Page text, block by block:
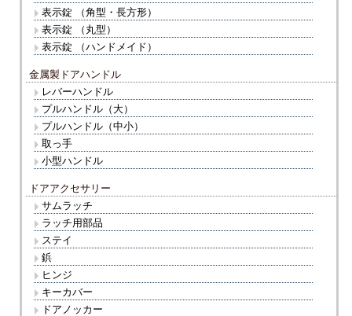
表示錠 （角型・長方形）
表示錠 （丸型）
表示錠 （ハンドメイド）
金属製ドアハンドル
レバーハンドル
プルハンドル（大）
プルハンドル（中小）
取っ手
小型ハンドル
ドアアクセサリー
サムラッチ
ラッチ用部品
ステイ
鋲
ヒンジ
キーカバー
ドアノッカー